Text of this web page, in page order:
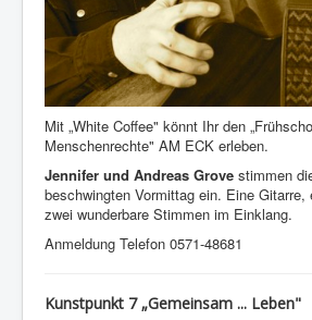
Mit „White Coffee" könnt Ihr den
Menschenrechte" AM ECK erleben.
Jennifer und Andreas Grove stimmen
beschwingten Vormittag ein. Eine Gitarre,
zwei wunderbare Stimmen im Einklang.
Anmeldung Telefon 0571-48681
Kunstpunkt 7 „Gemeinsam ... Leben"